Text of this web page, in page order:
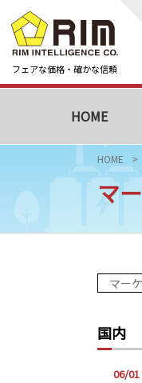
フェアな価格・確かな信頼
HOME
HOME
マ
マー
国内
06/01